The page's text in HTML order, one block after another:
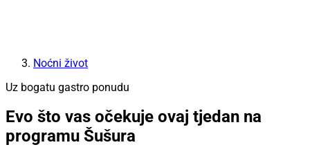
Noćni život
Uz bogatu gastro ponudu
Evo što vas očekuje ovaj tjedan na
programu Šušura